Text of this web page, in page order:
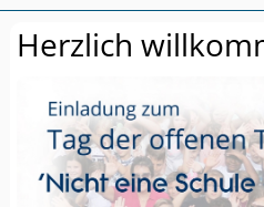
Herzlich